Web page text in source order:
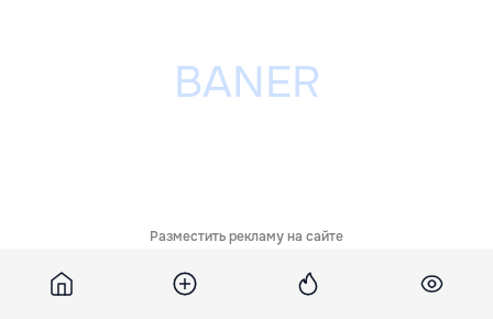
Разместить рекламу на сайте